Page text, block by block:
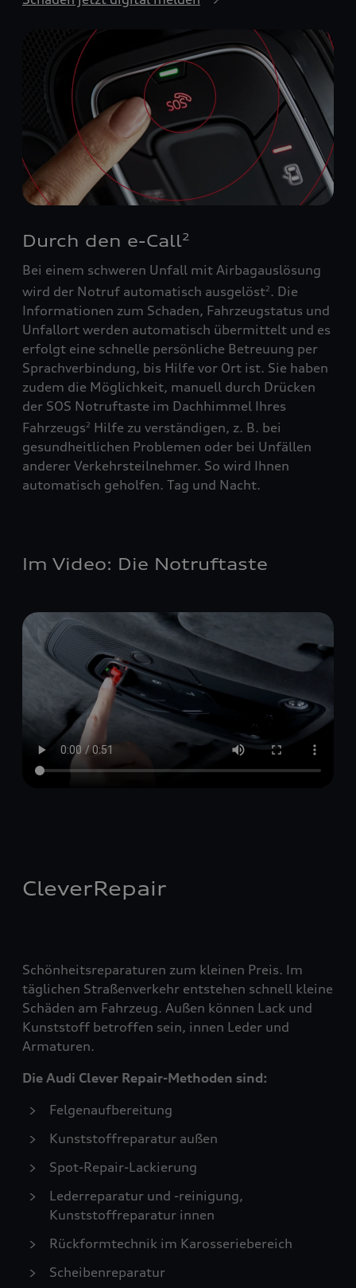
Durch den e-Call2
Bei einem schweren Unfall mit Airbagauslösung
wird der Notruf automatisch ausgelöst2 . Die
Informationen zum Schaden, Fahrzeugstatus und
Unfallort werden automatisch übermittelt und es
erfolgt eine schnelle persönliche Betreuung per
Sprachverbindung, bis Hilfe vor Ort ist. Sie haben
zudem die Möglichkeit, manuell durch Drücken
der SOS Notruftaste im Dachhimmel Ihres
Fahrzeugs2 Hilfe zu verständigen, z. B. bei
gesundheitlichen Problemen oder bei Unfällen
anderer Verkehrsteilnehmer. So wird Ihnen
automatisch geholfen. Tag und Nacht.
Im Video: Die Notruftaste
CleverRepair
Schönheitsreparaturen zum kleinen Preis. Im
täglichen Straßenverkehr entstehen schnell kleine
Schäden am Fahrzeug. Außen können Lack und
Kunststoff betroffen sein, innen Leder und
Armaturen.
Die Audi Clever Repair-Methoden sind:
Felgenaufbereitung
Kunststoffreparatur außen
Spot-Repair-Lackierung
Lederreparatur und -reinigung,
Kunststoffreparatur innen
Rückformtechnik im Karosseriebereich
Scheibenreparatur